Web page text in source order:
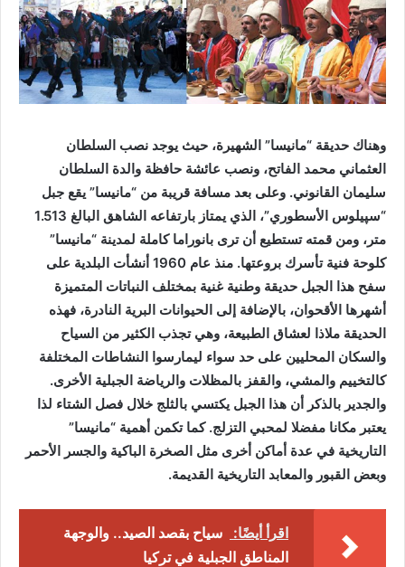
وهناك حديقة “مانيسا” الشهيرة، حيث يوجد نصب السلطان
العثماني محمد الفاتح، ونصب عائشة حافظة والدة السلطان
سليمان القانوني. وعلى بعد مسافة قريبة من “مانيسا” يقع جبل
“سپيلوس الأسطوري”، الذي يمتاز بارتفاعه الشاهق البالغ 1.513
متر، ومن قمته تستطيع أن ترى بانوراما كاملة لمدينة “مانيسا”
كلوحة فنية تأسرك بروعتها. منذ عام 1960 أنشأت البلدية على
سفح هذا الجبل حديقة وطنية غنية بمختلف النباتات المتميزة
أشهرها الأقحوان، بالإضافة إلى الحيوانات البرية النادرة، فهذه
الحديقة ملاذا لعشاق الطبيعة، وهي تجذب الكثير من السياح
والسكان المحليين على حد سواء ليمارسوا النشاطات المختلفة
كالتخييم والمشي، والقفز بالمظلات والرياضة الجبلية الأخرى.
والجدير بالذكر أن هذا الجبل يكتسي بالثلج خلال فصل الشتاء لذا
يعتبر مكانا مفضلا لمحبي التزلج. كما تكمن أهمية “مانيسا”
التاريخية في عدة أماكن أخرى مثل الصخرة الباكية والجسر الأحمر
وبعض القبور والمعابد التاريخية القديمة.
اقرأ أيضًا:
سياح بقصد الصيد.. والوجهة
المناطق الجبلية في تركيا